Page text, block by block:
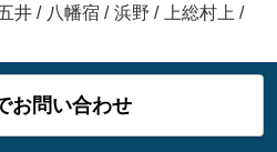
井 / 八幡宿 / 浜野 / 上総村上 /
お問い合わせ